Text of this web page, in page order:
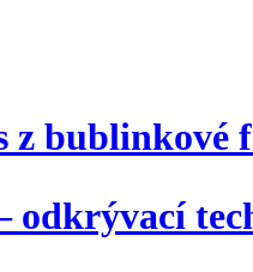
z bublinkové
odkrývací